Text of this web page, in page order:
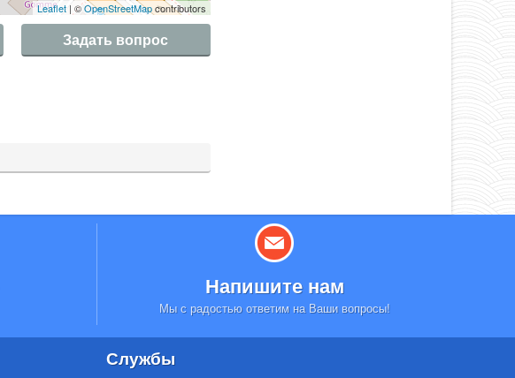
Leaflet | ©OpenStreetMapcontributors
Задать вопрос
Напишите нам
Мы с радостью ответим на Ваши вопросы!
Службы